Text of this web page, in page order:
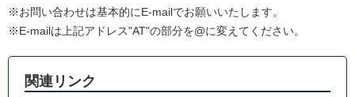
※お問い合わせは基本的にE-mailでお願いいたします。
※E-mailは上記アドレス"AT"の部分を@に変えてください。
関連リンク